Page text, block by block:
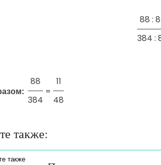
88 : 8
384 :
88
384
=
11
48
также:
также